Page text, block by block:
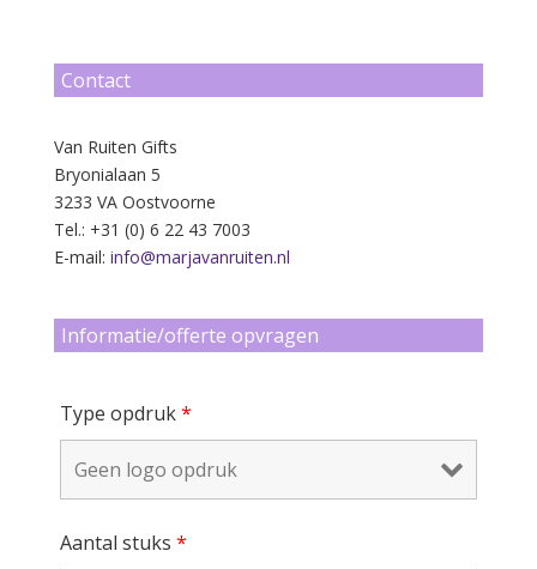
Contact
Van Ruiten Gifts
Bryonialaan 5
3233 VA Oostvoorne
Tel.: +31 (0) 6 22 43 7003
E-mail: info@marjavanruiten.nl
Informatie/offerte opvragen
Type opdruk*
Aantal stuks *